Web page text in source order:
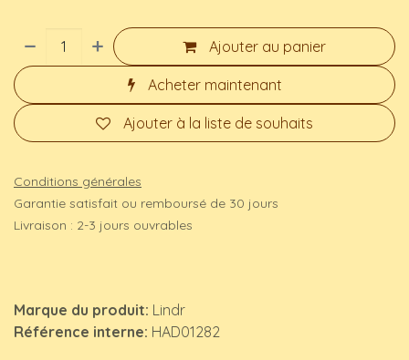
Ajouter au panier
Acheter maintenant
Ajouter à la liste de souhaits
Conditions générales
Garantie satisfait ou remboursé de 30 jours
Livraison : 2-3 jours ouvrables
Marque du produit: Lindr
Référence interne: HAD01282